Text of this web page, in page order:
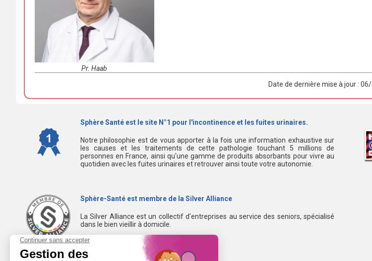
Pr. Haab
Date de dernière mise à jour :
Sphère Santé est le site N°1 pour l'incontinence et les fuites urinaires.
Notre philosophie est de vous apporter à la fois une information exhaustive sur
les causes et les traitements de cette pathologie touchant 5 millions de
personnes en France, ainsi qu'une gamme de produits absorbants pour vivre au
quotidien avec les fuites urinaires et retrouver ainsi toute votre autonomie.
Sphère-Santé est membre de la Silver Alliance
La Silver Alliance est un collectif d'entreprises au service des seniors, spécialisé
dans le bien vieillir à domicile.
Découvrez la Silver Alliance